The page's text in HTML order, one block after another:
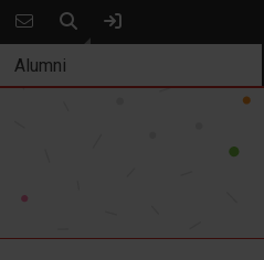
Keresés
Alumni